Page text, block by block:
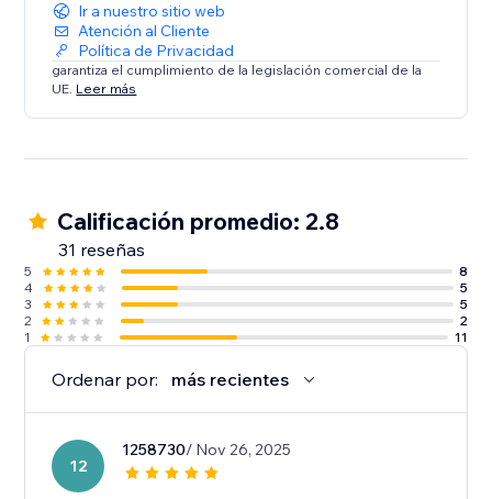
Ir a nuestro sitio web
Atención al Cliente
Política de Privacidad
garantiza el cumplimiento de la legislación comercial de la
UE. Leer más
Calificación promedio: 2.8
31 reseñas
5
8
4
5
3
5
2
2
1
11
Ordenar por: más recientes
12
1258730/ Nov 26, 2025